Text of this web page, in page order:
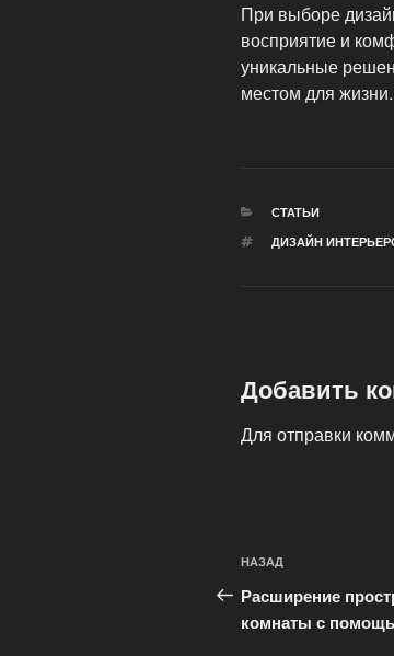
При выборе
восприятие и
уникальные
местом для жизни.
РУБРИКИ
СТАТЬИ
МЕТКИ
ДИЗАЙН
Добавить
Для отправки
Навигация
по
записям
Предыдущая
запись:
НАЗАД
Расширение
комнаты с